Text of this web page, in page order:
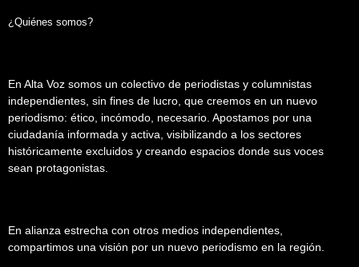
¿Quiénes somos?
En Alta Voz somos un colectivo de periodistas y columnistas
independientes, sin fines de lucro, que creemos en un nuevo
periodismo: ético, incómodo, necesario. Apostamos por una
ciudadanía informada y activa, visibilizando a los sectores
históricamente excluidos y creando espacios donde sus voces
sean protagonistas.
En alianza estrecha con otros medios independientes,
compartimos una visión por un nuevo periodismo en la región.